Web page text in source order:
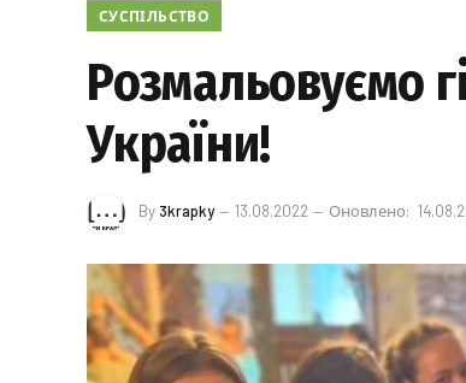
СУСПІЛЬСТВО
Розмальовуємо
України!
By 3krapky 13.08.2022 Оновлено: